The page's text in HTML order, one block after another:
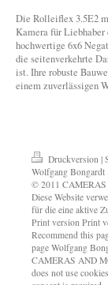
Die Rolleiflex 3.5E2
Kamera für
hochwertige 6x6
die seitenverkehrte
ist. Ihre robuste
einem zuverlässigen
Druckversion |
Wolfgang Bongardt
© 2011
Diese Website
für die eine aktive
Print version Print
Recommend this
page Wolfgang
CAMERAS AND
does not use